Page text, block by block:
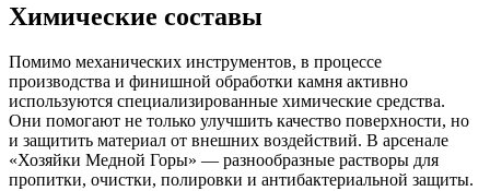
Химические составы
Помимо механических инструментов, в процессе
производства и финишной обработки камня активно
используются специализированные химические средства.
Они помогают не только улучшить качество поверхности, но
и защитить материал от внешних воздействий. В арсенале
«Хозяйки Медной Горы» — разнообразные растворы для
пропитки, очистки, полировки и антибактериальной защиты.